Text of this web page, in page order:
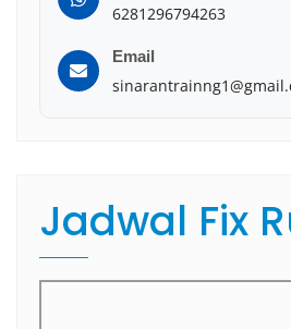
6281296794263
Email
Jadwal Fix